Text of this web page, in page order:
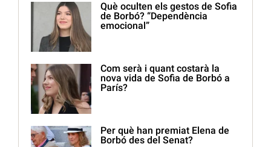
Què oculten els gestos de Sofia
de Borbó? “Dependència
emocional”
Com serà i quant costarà la
nova vida de Sofia de Borbó a
París?
Per què han premiat Elena de
Borbó des del Senat?